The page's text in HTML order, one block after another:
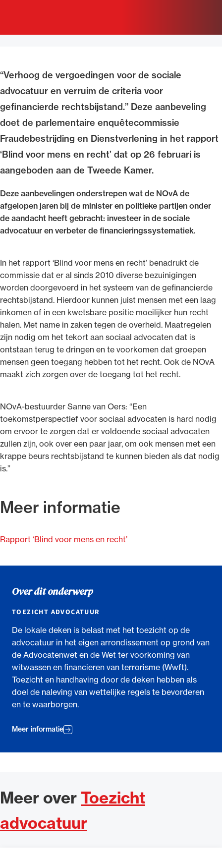
“Verhoog de vergoedingen voor de sociale
advocatuur en verruim de criteria voor
gefinancierde rechtsbijstand.” Deze aanbeveling
doet de parlementaire enquêtecommissie
Fraudebestrijding en Dienstverlening in het rapport
‘Blind voor mens en recht’ dat op 26 februari is
aangeboden aan de Tweede Kamer.
Deze aanbevelingen onderstrepen wat de NOvA de
afgelopen jaren bij de minister en politieke partijen onder
de aandacht heeft gebracht: investeer in de sociale
advocatuur en verbeter de financieringssystematiek.
In het rapport ‘Blind voor mens en recht’ benadrukt de
commissie dat er al sinds 2010 diverse bezuinigingen
worden doorgevoerd in het systeem van de gefinancierde
rechtsbijstand. Hierdoor kunnen juist mensen met een laag
inkomen of in een kwetsbare positie moeilijker hun recht
halen. Met name in zaken tegen de overheid. Maatregelen
zijn nodig om het tekort aan sociaal advocaten dat is
ontstaan terug te dringen en te voorkomen dat groepen
mensen geen toegang hebben tot het recht. Ook de NOvA
maakt zich zorgen over de toegang tot het recht.
NOvA-bestuurder Sanne van Oers: “Een
toekomstperspectief voor sociaal advocaten is hard nodig
om ervoor te zorgen dat er voldoende sociaal advocaten
zullen zijn, ook over een paar jaar, om ook mensen met een
krappe beurs rechtsbijstand te kunnen bieden als dat nodig
is.”
Meer informatie
Rapport ‘Blind voor mens en recht’
Over dit onderwerp
TOEZICHT ADVOCATUUR
De lokale deken is belast met het toezicht op de
advocatuur in het eigen arrondissement op grond van
de Advocatenwet en de Wet ter voorkoming van
witwassen en financieren van terrorisme (Wwft).
Toezicht en handhaving door de deken hebben als
doel de naleving van wettelijke regels te bevorderen
en te waarborgen.
Meer informatie
Meer over Toezicht
advocatuur
Alle wet- en regelgeving voor de advocatuur.
Van de Advocatenwet tot de Verordening op
de advocatuur (Voda) en de Regeling op de
advocatuur (Roda).
beroepsuitoefening: van de advocatenpas tot
het rechtsgebiedenregister en
geheimhoudernummers.